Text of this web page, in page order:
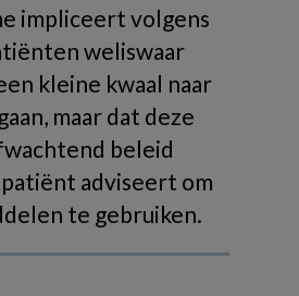
impliceert volgens
weliswaar
kleine kwaal naar
maar dat deze
beleid
adviseert om
te gebruiken.